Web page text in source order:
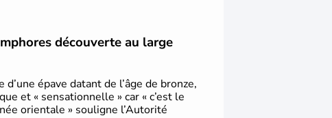
découverte au large
épave datant de l’âge de bronze,
et « sensationnelle » car « c’est le
orientale » souligne l’Autorité